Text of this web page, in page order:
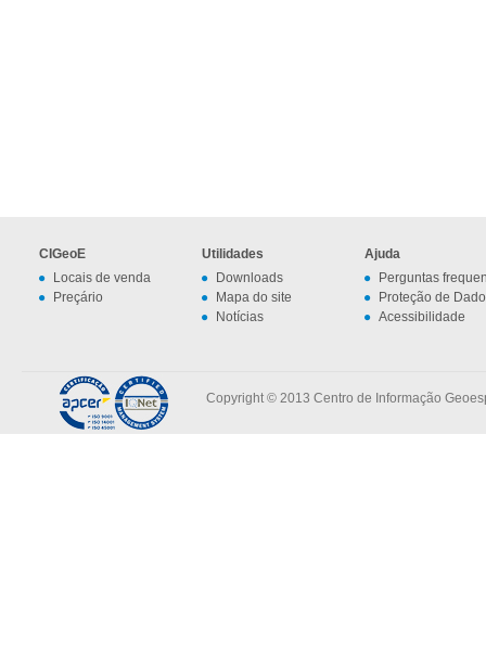
CIGeoE
Locais de venda
Preçário
Utilidades
Downloads
Mapa do site
Notícias
Ajuda
Perguntas
Proteção de
Acessibilidade
Copyright © 2013 Centro de Informação